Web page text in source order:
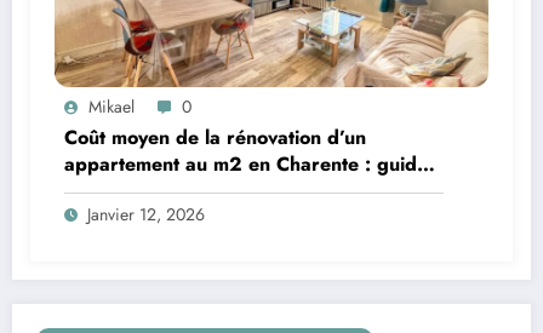
Mikael 0
Coût moyen de la rénovation d’un
appartement au m2 en Charente : guide
complet
Janvier 12, 2026